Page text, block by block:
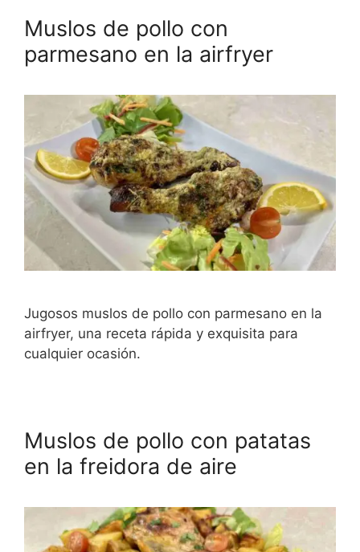
Muslos de pollo con
parmesano en la airfryer
Jugosos muslos de pollo con parmesano en la
airfryer, una receta rápida y exquisita para
cualquier ocasión.
Muslos de pollo con patatas
en la freidora de aire